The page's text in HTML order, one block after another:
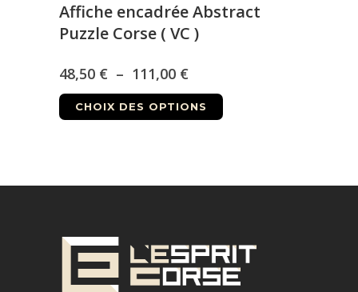
Affiche encadrée Abstract
Puzzle Corse ( VC )
48,50 € – 111,00 €Plage
de
à
CHOIX DES OPTIONS
Ce
produit
peuvent
être
choisies